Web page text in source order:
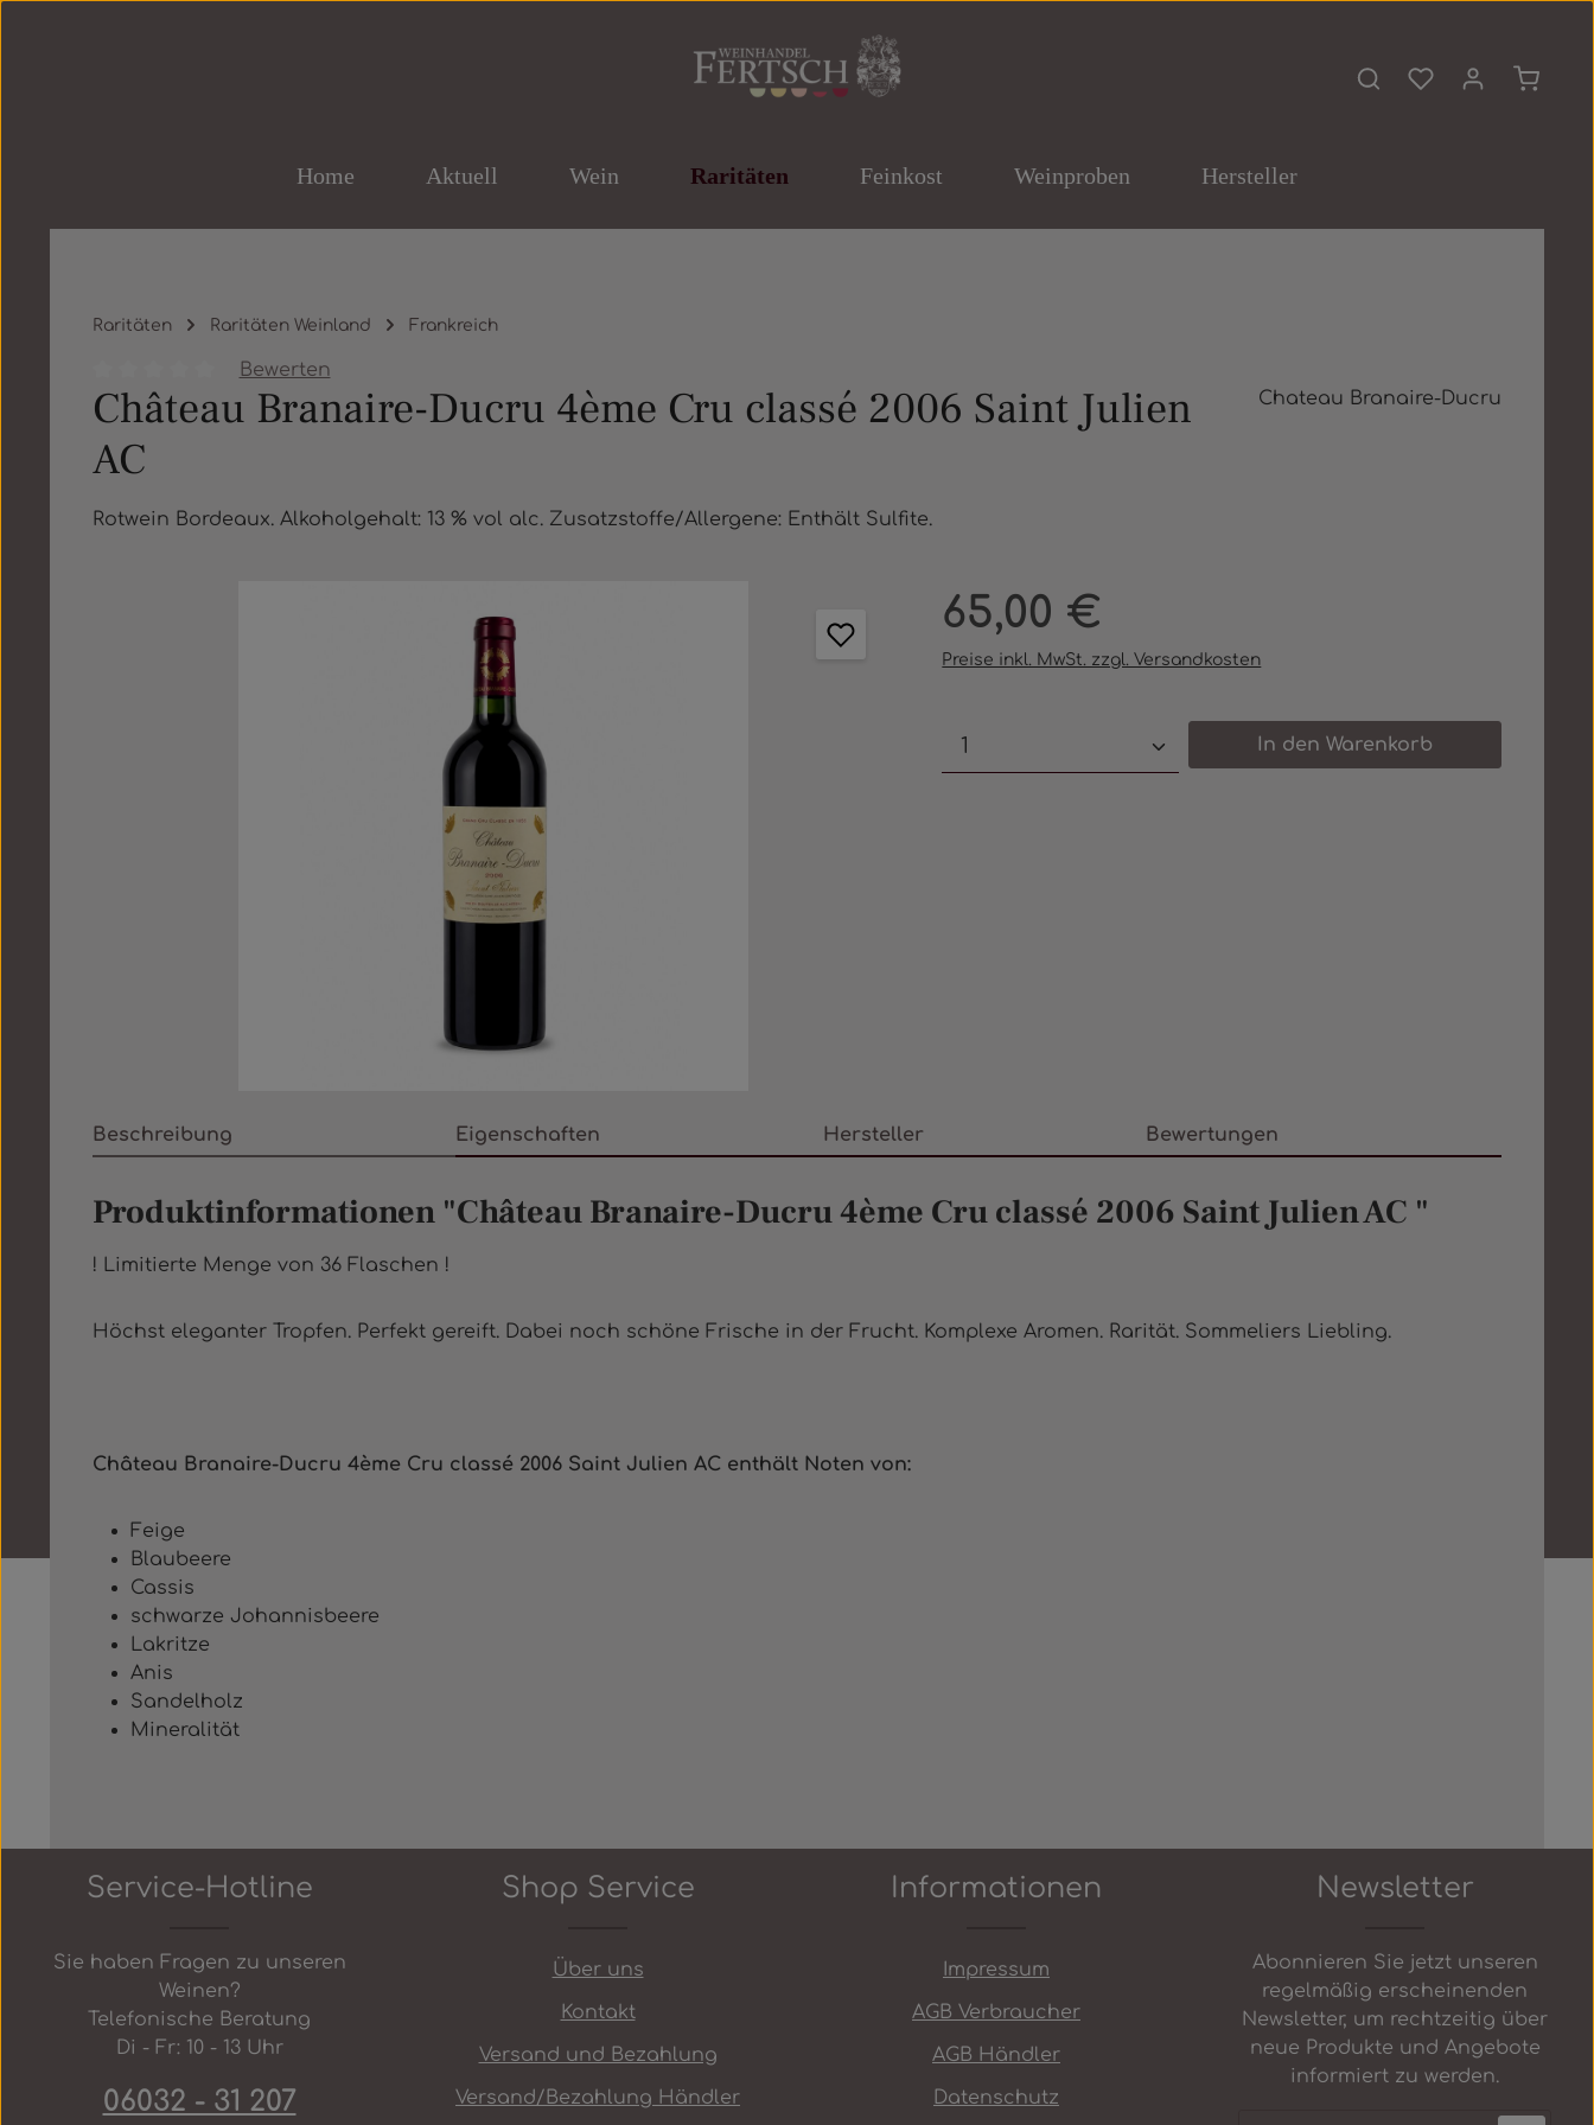
Home Aktuell Wein Raritäten Feinkost Weinproben Hersteller
Du hast 0 Produkte
Raritäten Raritäten Weinland Frankreich
Durchschnittliche Bewertung von 0 von 5 Sternen
Bewerten
Château Branaire-Ducru 4ème Cru classé 2006 Saint Julien
AC
Chateau Branaire-Ducru
Rotwein Bordeaux. Alkoholgehalt: 13 % vol alc. Zusatzstoffe/Allergene: Enthält Sulfite.
Regulärer Preis:
65,00 €
Preise inkl. MwSt. zzgl. Versandkosten
Produkt Anzahl: Gib den gewünschten
In den Warenkorb
Beschreibung Eigenschaften Hersteller Bewertungen
Produktinformationen "Château Branaire-Ducru 4ème Cru classé 2006 Saint Julien AC "
! Limitierte Menge von 36 Flaschen !
Höchst eleganter Tropfen. Perfekt gereift. Dabei noch schöne Frische in der Frucht. Komplexe Aromen. Rarität. Sommeliers Liebling.
Château Branaire-Ducru 4ème Cru classé 2006 Saint Julien AC enthält Noten von:
Feige
Blaubeere
Cassis
schwarze Johannisbeere
Lakritze
Anis
Sandelholz
Mineralität
Service-Hotline
Sie haben Fragen zu unseren
Weinen?
Telefonische Beratung
Di - Fr: 10 - 13 Uhr
06032 - 31 207
Shop Service
Über uns
Kontakt
Versand und Bezahlung
Versand/Bezahlung Händler
Informationen
Impressum
AGB Verbraucher
AGB Händler
Datenschutz
Newsletter
Abonnieren Sie jetzt unseren
regelmäßig erscheinenden
Newsletter, um rechtzeitig über
neue Produkte und Angebote
informiert zu werden.